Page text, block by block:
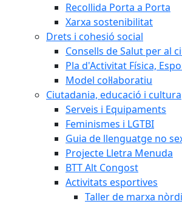
Recollida Porta a Porta
Xarxa sostenibilitat
Drets i cohesió social
Consells de Salut per al
Pla d'Activitat Física,
Model col·laboratiu
Ciutadania, educació i cultura
Serveis i Equipaments
Feminismes i LGTBI
Guia de llenguatge no
Projecte Lletra Menuda
BTT Alt Congost
Activitats esportives
Taller de marxa